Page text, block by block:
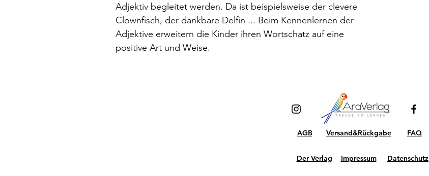
Adjektiv begleitet werden. Da ist beispielsweise der clevere
Clownfisch, der dankbare Delfin ... Beim Kennenlernen der
Adjektive erweitern die Kinder ihren Wortschatz auf eine
positive Art und Weise.
Versand&Rückgabe
AGB FAQ
Der Verlag Impressum Datenschutz